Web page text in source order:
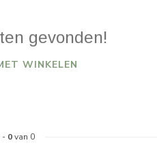
gevonden!
WINKELEN
- 0van 0